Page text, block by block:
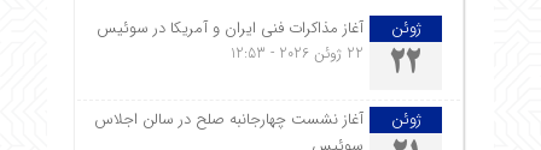
ژوئن
22
آغاز مذاکرات فنی ایران و آمریکا در سوئیس
22 ژوئن 2026 - 12:53
ژوئن
آغاز نشست چهارجانبه صلح در سالن اجلاس